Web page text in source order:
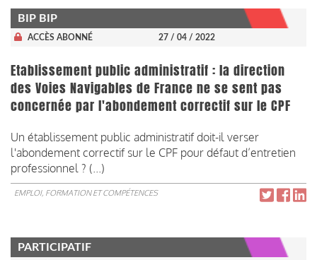
BIP BIP
ACCÈS ABONNÉ 27 / 04 / 2022
Etablissement public administratif : la direction
des Voies Navigables de France ne se sent pas
concernée par l'abondement correctif sur le CPF
Un établissement public administratif doit-il verser
l'abondement correctif sur le CPF pour défaut d’entretien
professionnel ? (...)
EMPLOI, FORMATION ET COMPÉTENCES
PARTICIPATIF